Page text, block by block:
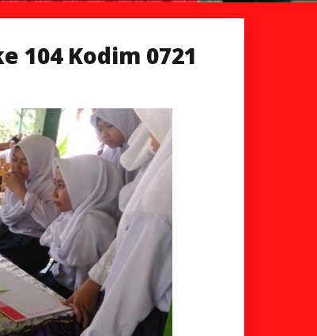
104 Kodim 0721